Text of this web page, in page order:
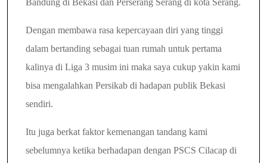
Bandung di Bekasi dan Perserang Serang di kota Serang.
Dengan membawa rasa kepercayaan diri yang tinggi
dalam bertanding sebagai tuan rumah untuk pertama
kalinya di Liga 3 musim ini maka saya cukup yakin kami
bisa mengalahkan Persikab di hadapan publik Bekasi
sendiri.
Itu juga berkat faktor kemenangan tandang kami
sebelumnya ketika berhadapan dengan PSCS Cilacap di